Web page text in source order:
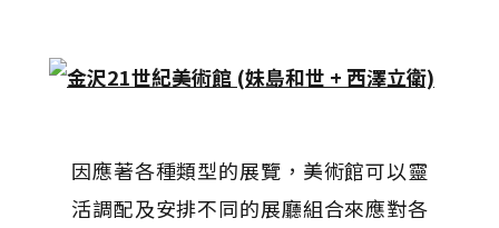
因應著各種類型的展覽，美術館可以靈
活調配及安排不同的展廳組合來應對各